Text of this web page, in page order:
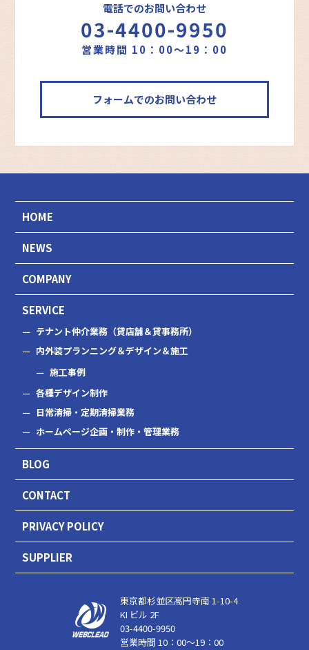
電話でのお問い合わせ
03-4400-9950
営業時間 10：00～19：00
フォームでのお問い合わせ
HOME
NEWS
COMPANY
SERVICE
テナント仲介業務（貸店舗＆貸事務所）
内外装プランニング＆デザイン＆施工
施工事例
各種デザイン制作
日常清掃・定期清掃業務
ホームページ企画・制作・管理業務
BLOG
CONTACT
PRIVACY POLICY
SUPPLIER
東京都杉並区高円寺南 1-10-4
KI ビル 2F
03-4400-9950
営業時間 10：00～19：00